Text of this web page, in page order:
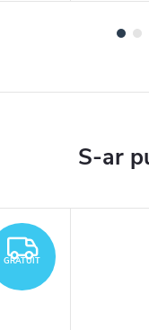
GRATUIT
GRATUIT